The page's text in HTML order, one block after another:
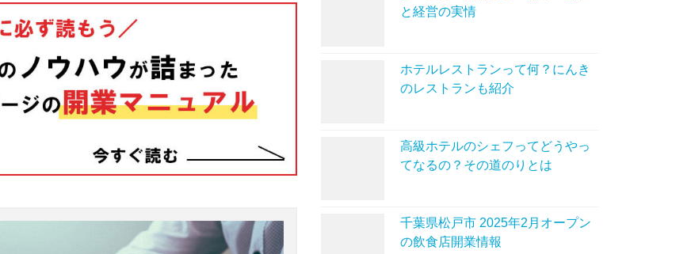
と経営の実情
ホテルレストランって何？にんき
のレストランも紹介
高級ホテルのシェフってどうやっ
てなるの？その道のりとは
千葉県松戸市 2025年2月オープン
の飲食店開業情報